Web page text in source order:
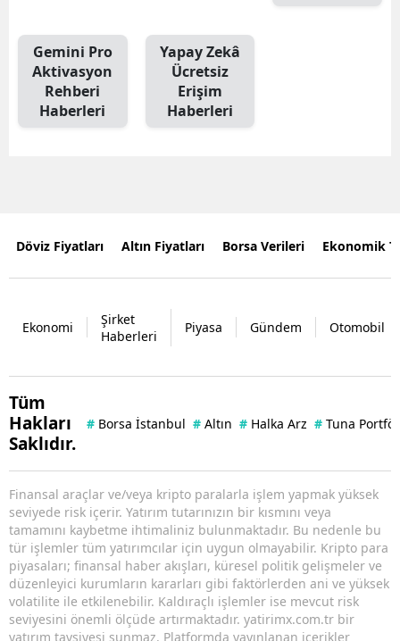
Gemini Pro
Aktivasyon
Rehberi
Haberleri
Yapay Zekâ
Ücretsiz
Erişim
Haberleri
Döviz Fiyatları Altın Fiyatları Borsa Verileri Ekonomik
Ekonomi
Şirket
Haberleri
Piyasa Gündem Otomobil
Tüm
Hakları
Saklıdır.
# Borsa İstanbul # Altın # Halka Arz # Tuna
Finansal araçlar ve/veya kripto paralarla işlem yapmak yüksek
seviyede risk içerir. Yatırım tutarınızın bir kısmını veya
tamamını kaybetme ihtimaliniz bulunmaktadır. Bu nedenle bu
tür işlemler tüm yatırımcılar için uygun olmayabilir. Kripto para
piyasaları; finansal haber akışları, küresel politik gelişmeler ve
düzenleyici kurumların kararları gibi faktörlerden ani ve yüksek
volatilite ile etkilenebilir. Kaldıraçlı işlemler ise mevcut risk
seviyesini önemli ölçüde artırmaktadır. yatirimx.com.tr bir
yatırım tavsiyesi sunmaz. Platformda yayınlanan içerikler